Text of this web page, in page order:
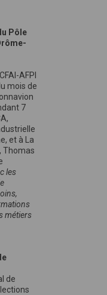
Pôle
AFPI
mois de
7
et à La
Thomas
les
métiers
de